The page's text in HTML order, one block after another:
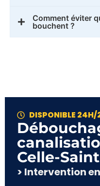
Comment éviter
bouchent ?
DISPONIBLE
Celle-
> Intervention